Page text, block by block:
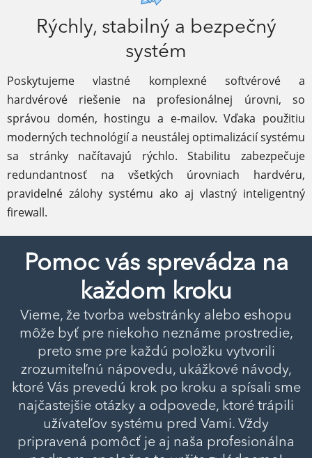
Rýchly, stabilný a bezpečný
systém
Poskytujeme vlastné komplexné softvérové a
hardvérové riešenie na profesionálnej úrovni, so
správou domén, hostingu a e-mailov. Vďaka použitiu
moderných technológií a neustálej optimalizácií systému
sa stránky načítavajú rýchlo. Stabilitu zabezpečuje
redundantnosť na všetkých úrovniach hardvéru,
pravidelné zálohy systému ako aj vlastný inteligentný
firewall.
Pomoc vás sprevádza na
každom kroku
Vieme, že tvorba webstránky alebo eshopu
môže byť pre niekoho neznáme prostredie,
preto sme pre každú položku vytvorili
zrozumiteľnú nápovedu, ukážkové návody,
ktoré Vás prevedú krok po kroku a spísali sme
najčastejšie otázky a odpovede, ktoré trápili
užívateľov systému pred Vami. Vždy
pripravená pomôcť je aj naša profesionálna